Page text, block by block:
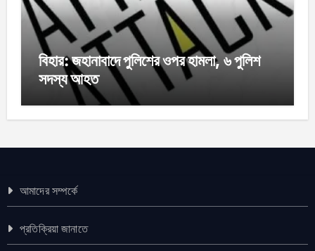
বিহার: জহানাবাদে পুলিশের ওপর হামলা, ৬ পুলিশ
সদস্য আহত
আমাদের সম্পর্কে
প্রতিক্রিয়া জানাতে